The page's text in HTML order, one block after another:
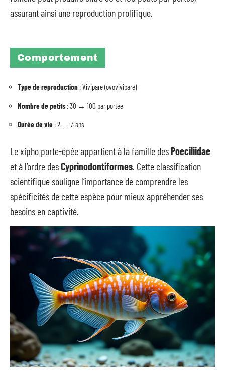
assurant ainsi une reproduction prolifique.
Comportement
Type de reproduction : Vivipare (ovovivipare)
Nombre de petits : 30 → 100 par portée
Durée de vie : 2 → 3 ans
Le xipho porte-épée appartient à la famille desPoeciliidae
et à l’ordre desCyprinodontiformes . Cette classification
scientifique souligne l’importance de comprendre les
spécificités de cette espèce pour mieux appréhender ses
besoins en captivité.